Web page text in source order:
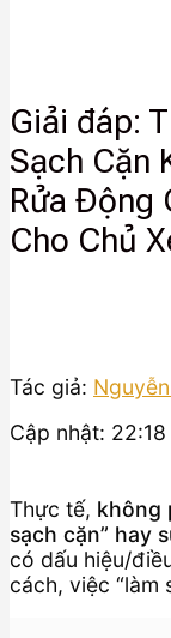
Giải đáp:
Sạch Cặn
Rửa Động
Cho Chủ
Tác giả:
Cập nhật: 22:18
Thực tế, không
sạch cặn” hay
có dấu hiệu/
cách, việc “làm